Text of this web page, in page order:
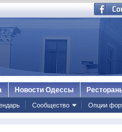
Сообщество Опции
Новости Одессы